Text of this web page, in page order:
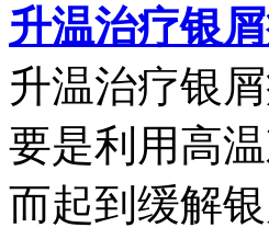
升温治疗银
升温治疗银
要是利用高
而起到缓解